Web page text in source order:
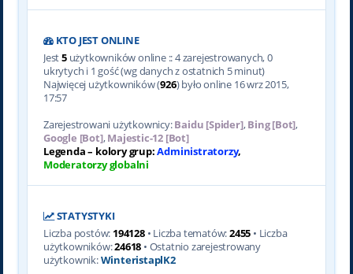
KTO JEST ONLINE
Jest5użytkowników online :: 4 zarejestrowanych, 0
ukrytych i 1 gość (wg danych z ostatnich 5 minut)
Najwięcej użytkowników (926) było online 16 wrz 2015,
17:57
Zarejestrowani użytkownicy:Baidu [Spider],Bing [Bot],
Google [Bot],Majestic-12 [Bot]
Legenda – kolory grup:Administratorzy,
Moderatorzy globalni
STATYSTYKI
Liczba postów: 194128• Liczba tematów:2455 • Liczba
użytkowników:24618 • Ostatnio zarejestrowany
użytkownik:WinteristaplK2